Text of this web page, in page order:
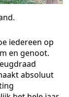
iedereen op
en genoot.
absoluut